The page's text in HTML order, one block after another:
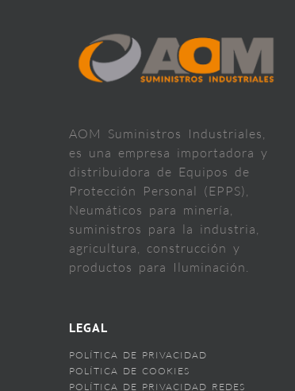
AOM Suministros Industriales,
es una empresa importadora y
distribuidora de Equipos de
Protección Personal (EPPS),
Neumáticos para minería,
suministros para la industria,
agricultura, construcción y
productos para Iluminación.
LEGAL
POLÍTICA DE PRIVACIDAD
POLÍTICA DE COOKIES
POLÍTICA DE PRIVACIDAD REDES